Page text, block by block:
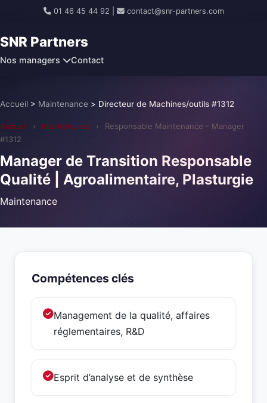
01 46 45 44 92 contact@snr-partners.com
SNR Partners
Nos managers Contact
Accueil > Maintenance > Directeur de Machines/outils #1312
Accueil › Maintenance ›
Responsable Maintenance - Manager
#1312
Manager de Transition Responsable
Qualité | Agroalimentaire, Plasturgie
Maintenance
Compétences clés
Management de la qualité, affaires
réglementaires, R&D
Esprit d’analyse et de synthèse